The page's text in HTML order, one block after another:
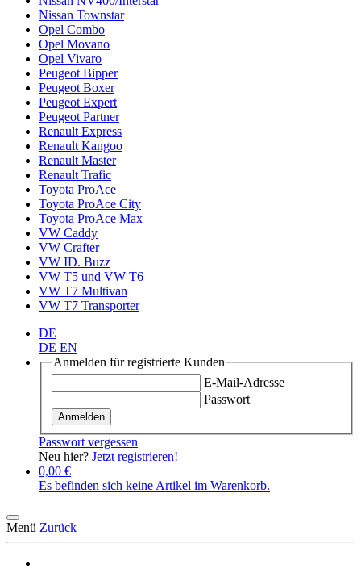
Nissan Townstar
Opel Combo
Opel Movano
Opel Vivaro
Peugeot Bipper
Peugeot Boxer
Peugeot Expert
Peugeot Partner
Renault Express
Renault Kangoo
Renault Master
Renault Trafic
Toyota ProAce
Toyota ProAce City
Toyota ProAce Max
VW Caddy
VW Crafter
VW ID. Buzz
VW T5 und VW T6
VW T7 Multivan
VW T7 Transporter
DE
DE EN
Anmelden für registrierte Kunden
E-Mail-Adresse
Passwort
Anmelden
Passwort vergessen
Neu hier? Jetzt registrieren!
0,00 €
Es befinden sich keine Artikel im Warenkorb.
Menü Zurück